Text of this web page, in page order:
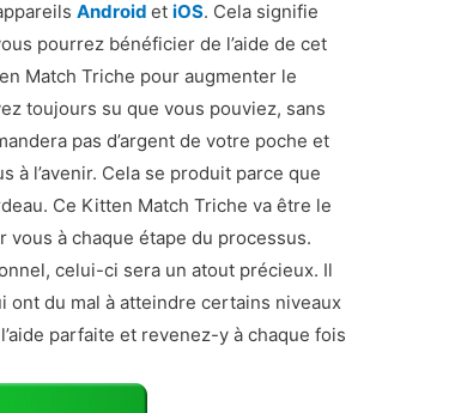
Android etiOS. Cela signifie
pourrez bénéficier de l’aide de cet
Match Triche pour augmenter le
toujours su que vous pouviez, sans
pas d’argent de votre poche et
à l’avenir. Cela se produit parce que
Ce Kitten Match Triche va être le
à chaque étape du processus.
celui-ci sera un atout précieux. Il
du mal à atteindre certains niveaux
parfaite et revenez-y à chaque fois